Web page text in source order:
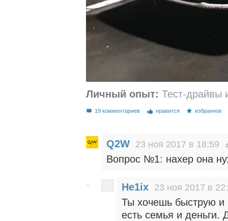
Личный опыт: Тест-драйвы
19 комментариев нравится избранное
Q2W 23 ноя 2017 в 18:59
Вопрос №1: нахер она
He1ix 23 ноя 2017 в
Ты хочешь быструю и
есть семья и деньги.